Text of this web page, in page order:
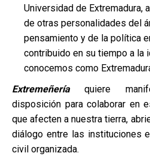
Universidad de Extremadura,
de otras personalidades del
pensamiento y de la política
contribuido en su tiempo a la
conocemos como
Extremeñeríaquiere
disposición para colaborar en
que afecten a nuestra tierra,
diálogo entre las instituciones
civil organizada.